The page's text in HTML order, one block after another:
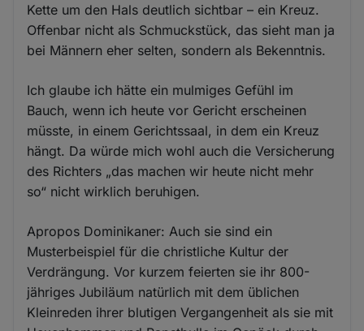
Kette um den Hals deutlich sichtbar – ein Kreuz.
Offenbar nicht als Schmuckstück, das sieht man ja
bei Männern eher selten, sondern als Bekenntnis.
Ich glaube ich hätte ein mulmiges Gefühl im
Bauch, wenn ich heute vor Gericht erscheinen
müsste, in einem Gerichtssaal, in dem ein Kreuz
hängt. Da würde mich wohl auch die Versicherung
des Richters „das machen wir heute nicht mehr
so“ nicht wirklich beruhigen.
Apropos Dominikaner: Auch sie sind ein
Musterbeispiel für die christliche Kultur der
Verdrängung. Vor kurzem feierten sie ihr 800-
jähriges Jubiläum natürlich mit dem üblichen
Kleinreden ihrer blutigen Vergangenheit als sie mit